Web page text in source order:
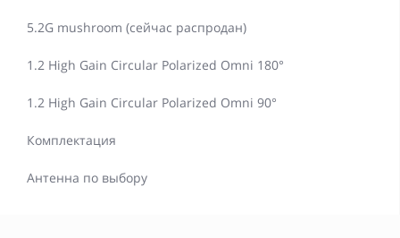
5.2G mushroom (сейчас распродан)
1.2 High Gain Circular Polarized Omni 180°
1.2 High Gain Circular Polarized Omni 90°
Комплектация
Антенна по выбору